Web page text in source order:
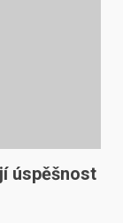
úspěšnost